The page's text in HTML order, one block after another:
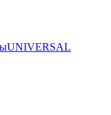
UNIVERSAL